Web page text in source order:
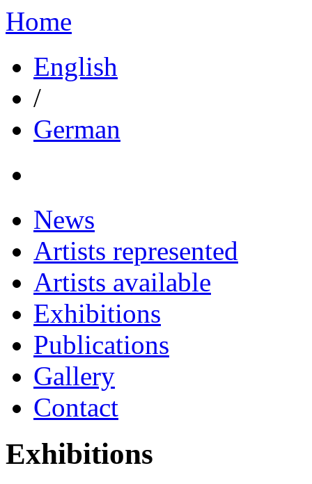
Home
English
/
German
News
Artists represented
Artists available
Exhibitions
Publications
Gallery
Contact
Exhibitions